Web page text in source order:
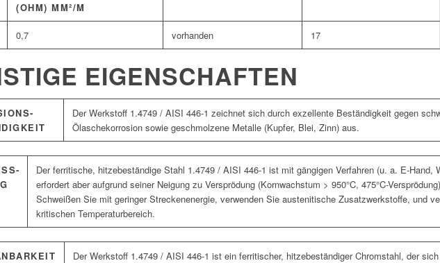
(OHM) MM²/M
0,7 vorhanden 17
EIGENSCHAFTEN
Der Werkstoff 1.4749 / AISI 446-1 zeichnet sich durch exzellente Beständigkeit gegen
Ölaschekorrosion sowie geschmolzene Metalle (Kupfer, Blei, Zinn) aus.
Der ferritische, hitzebeständige Stahl 1.4749 / AISI 446-1 ist mit gängigen Verfahren (u. a. E-Hand,
erfordert aber aufgrund seiner Neigung zu Versprödung (Kornwachstum > 950°C, 475°C-
Schweißen Sie mit geringer Streckenenergie, verwenden Sie austenitische Zusatzwerkstoffe, und
kritischen Temperaturbereich.
Der Werkstoff 1.4749 / AISI 446-1 ist ein ferritischer, hitzebeständiger Chromstahl, der